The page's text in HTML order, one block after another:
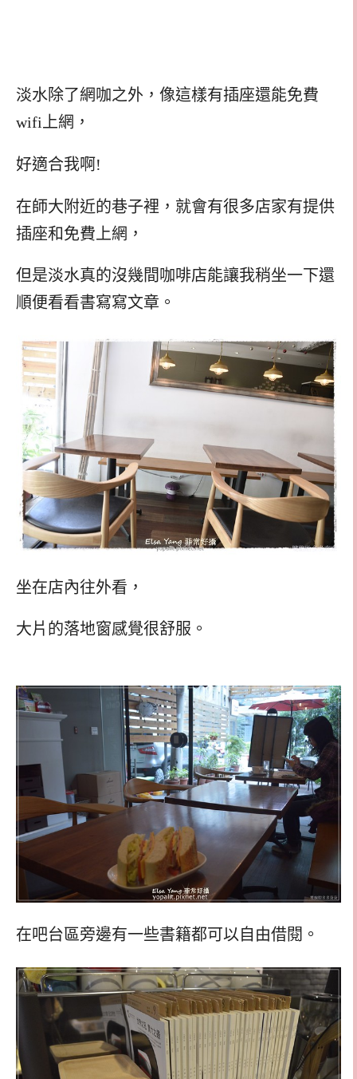
淡水除了網咖之外，像這樣有插座還能免費
wifi上網，
好適合我啊!
在師大附近的巷子裡，就會有很多店家有提供
插座和免費上網，
但是淡水真的沒幾間咖啡店能讓我稍坐一下還
順便看看書寫寫文章。
坐在店內往外看，
大片的落地窗感覺很舒服。
在吧台區旁邊有一些書籍都可以自由借閱。